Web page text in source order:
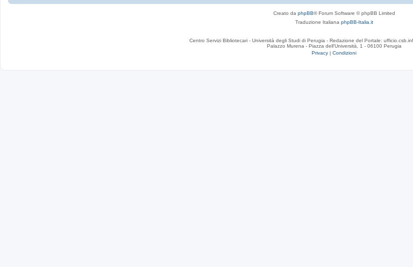
Creato da phpBB® Forum Software © phpBB Limited
Traduzione Italiana phpBB-Italia.it
Centro Servizi Bibliotecari - Università degli Studi di Perugia - Redazione del Portale:
Palazzo Murena - Piazza dell'Università, 1 - 06100 Perugia
Privacy | Condizioni